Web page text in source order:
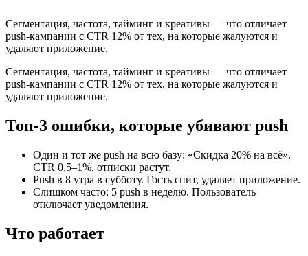
Сегментация, частота, тайминг и креативы — что отличает
push-кампании с CTR 12% от тех, на которые жалуются и
удаляют приложение.
Сегментация, частота, тайминг и креативы — что отличает
push-кампании с CTR 12% от тех, на которые жалуются и
удаляют приложение.
Топ-3 ошибки, которые убивают push
Один и тот же push на всю базу: «Скидка 20% на всё».
CTR 0,5–1%, отписки растут.
Push в 8 утра в субботу. Гость спит, удаляет приложение.
Слишком часто: 5 push в неделю. Пользователь
отключает уведомления.
Что работает